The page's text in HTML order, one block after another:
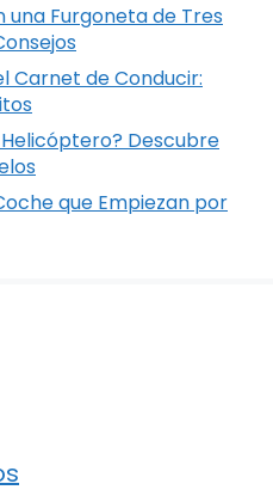
una Furgoneta de Tres
Carnet de Conducir:
Descubre
que Empiezan por